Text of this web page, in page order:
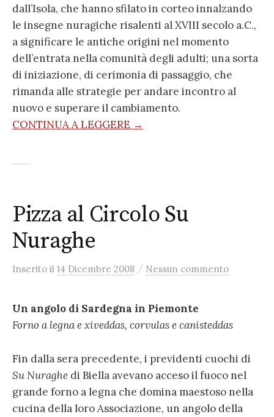
dall’Isola, che hanno sfilato in corteo innalzando
le insegne nuragiche risalenti al XVIII secolo a.C.,
a significare le antiche origini nel momento
dell’entrata nella comunità degli adulti; una sorta
di iniziazione, di cerimonia di passaggio, che
rimanda alle strategie per andare incontro al
nuovo e superare il cambiamento.
CONTINUA A LEGGERE →
Pizza al Circolo Su
Nuraghe
Inserito il 14 Dicembre 2008 / Nessun commento
Un angolo di Sardegna in Piemonte
Forno a legna e xiveddas, corvulas e canisteddas
Fin dalla sera precedente, i previdenti cuochi di
Su Nuraghe di Biella avevano acceso il fuoco nel
grande forno a legna che domina maestoso nella
cucina della loro Associazione, un angolo della